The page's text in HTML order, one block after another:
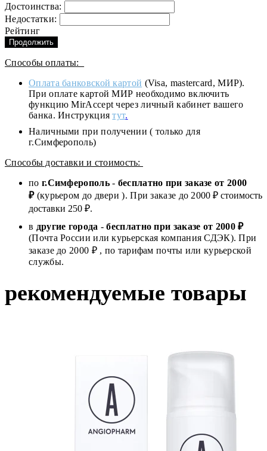
Достоинства:
Недостатки:
Рейтинг
Продолжить
Способы оплаты:
Оплата банковской картой (Visa, mastercard, МИР).
При оплате картой МИР необходимо включить
функцию MirAccept через личный кабинет вашего
банка. Инструкциятут.
Наличными при получении ( только для
г.Симферополь)
Способы доставки и стоимость:
по г.Симферополь- бесплатно при заказе от 2000
₽(курьером до двери ). При заказе до 2000 ₽ стоимость
доставки 250 ₽.
в другие города -бесплатно при заказе от 2000 ₽
(Почта России или курьерская компания СДЭК). При
заказе до 2000 ₽ , по тарифам почты или курьерской
службы.
рекомендуемые товары